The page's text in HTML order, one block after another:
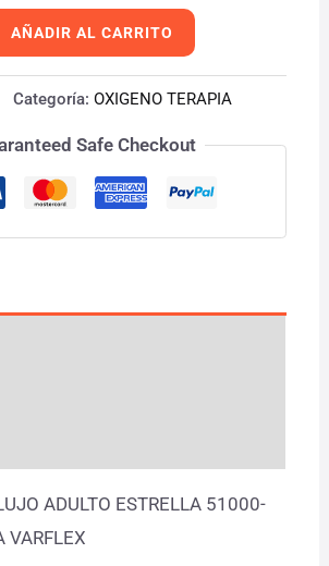
AÑADIR AL CARRITO
Categoría:OXIGENO TERAPIA
Safe Checkout
ADULTO ESTRELLA 51000-